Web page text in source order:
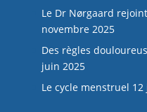
Le Dr Nørgaard rejoint
novembre 2025
Des règles
juin 2025
Le cycle menstruel 12